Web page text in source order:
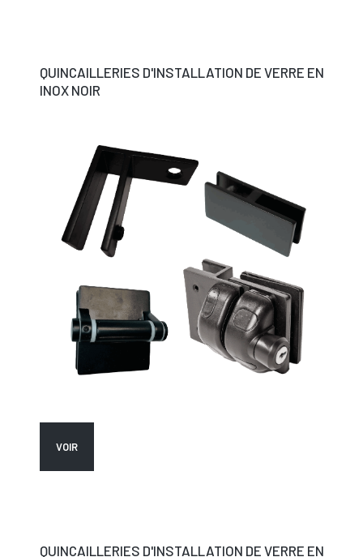
QUINCAILLERIES D'INSTALLATION DE VERRE EN
INOX NOIR
VOIR
QUINCAILLERIES D'INSTALLATION DE VERRE EN